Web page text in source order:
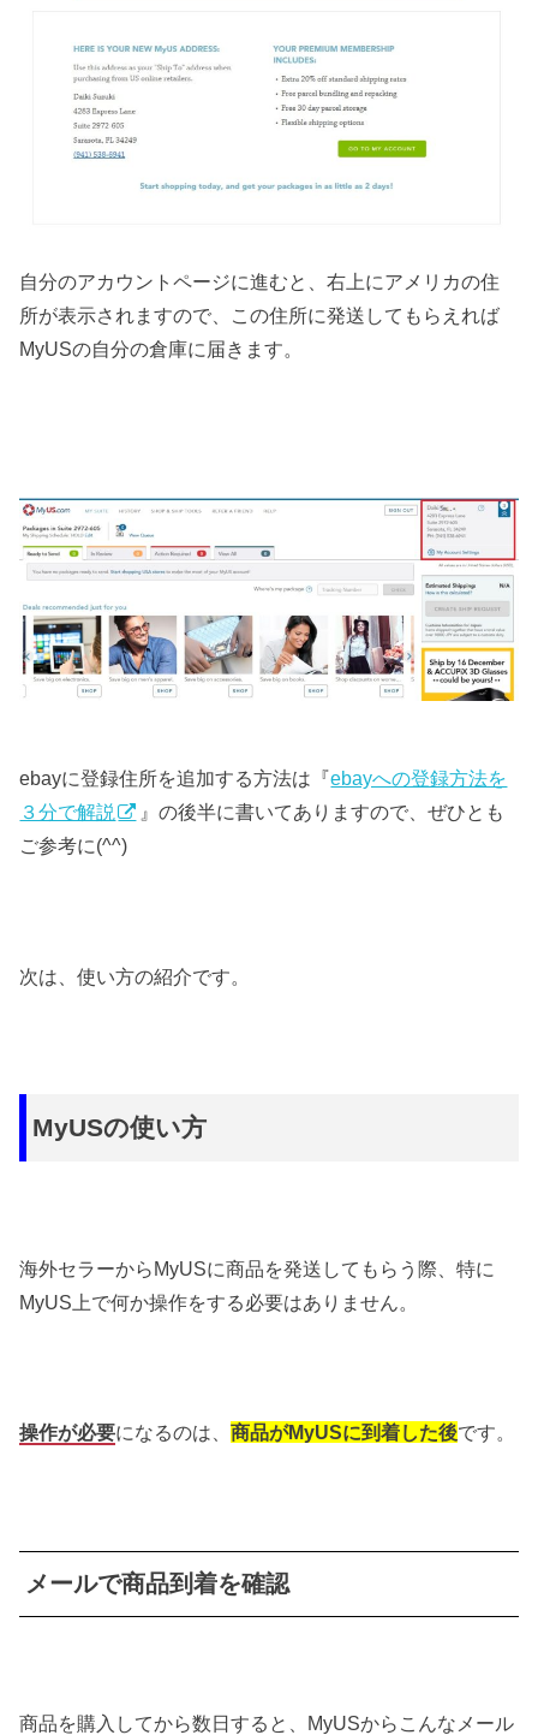
自分のアカウントページに進むと、右上にアメリカの住
所が表示されますので、この住所に発送してもらえれば
MyUSの自分の倉庫に届きます。
ebayに登録住所を追加する方法は『ebayへの登録方法を
３分で解説
』の後半に書いてありますので、ぜひとも
ご参考に(^^)
次は、使い方の紹介です。
MyUSの使い方
海外セラーからMyUSに商品を発送してもらう際、特に
MyUS上で何か操作をする必要はありません。
操作が必要になるのは、商品がMyUSに到着した後です。
メールで商品到着を確認
商品を購入してから数日すると、MyUSからこんなメール